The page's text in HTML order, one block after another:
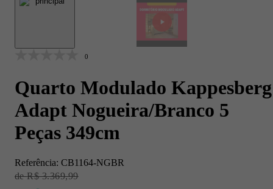
0
Quarto Modulado Kappesberg
Adapt Nogueira/Branco 5
Peças 349cm
Referência: CB1164-NGBR
Original Price:
R$ 3.369,99